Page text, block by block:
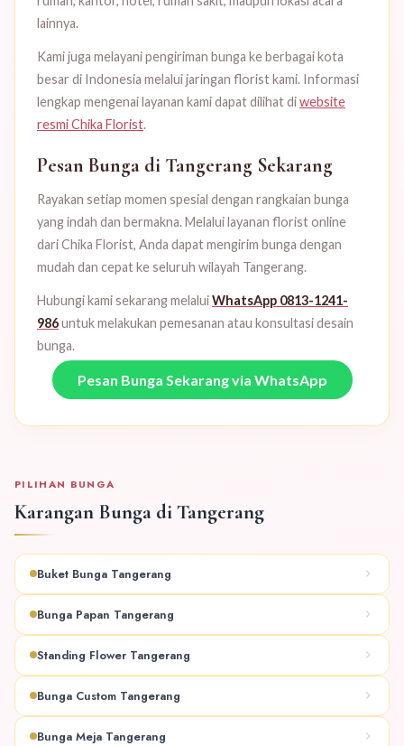
lainnya.
Kami juga melayani pengiriman bunga ke berbagai kota
besar di Indonesia melalui jaringan florist kami. Informasi
lengkap mengenai layanan kami dapat dilihat diwebsite
resmi Chika Florist.
Pesan Bunga di Tangerang Sekarang
Rayakan setiap momen spesial dengan rangkaian bunga
yang indah dan bermakna. Melalui layanan florist online
dari Chika Florist, Anda dapat mengirim bunga dengan
mudah dan cepat ke seluruh wilayah Tangerang.
Hubungi kami sekarang melaluiWhatsApp 0813-1241-
986untuk melakukan pemesanan atau konsultasi desain
bunga.
Pesan Bunga Sekarang via WhatsApp
PILIHAN BUNGA
Karangan Bunga di Tangerang
Buket Bunga Tangerang
Bunga Papan Tangerang
Standing Flower Tangerang
Bunga Custom Tangerang
Bunga Meja Tangerang